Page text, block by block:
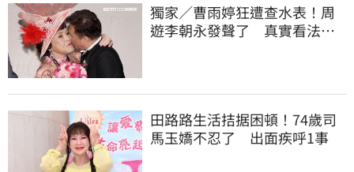
獨家／曹雨婷狂遭查水表！周
遊李朝永發聲了 真實看法曝
田路路生活拮据困頓！74歲司
馬玉嬌不忍了 出面疾呼1事